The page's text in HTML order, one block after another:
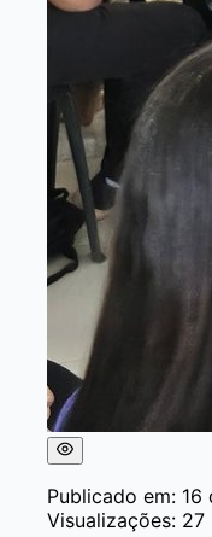
Publicado em:
Visualizações: 27